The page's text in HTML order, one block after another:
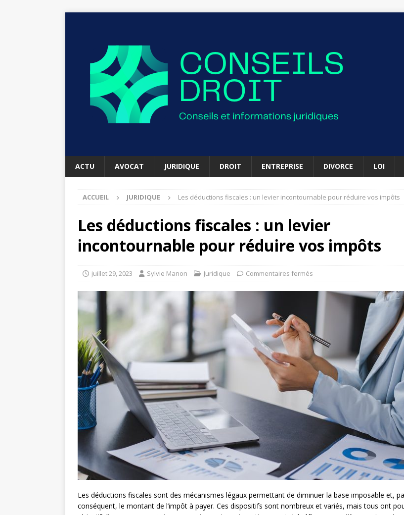
ACTU AVOCAT JURIDIQUE DROIT ENTREPRISE DIVORCE LOI
ACCUEIL JURIDIQUE Les déductions fiscales : un levier incontournable pour réduire vos impôts
Les déductions fiscales : un levier
incontournable pour réduire vos impôts
juillet 29, 2023 Sylvie Manon Juridique Commentaires fermés
Les déductions fiscales sont des mécanismes légaux permettant de diminuer la base imposable et,
conséquent, le montant de l’impôt à payer. Ces dispositifs sont nombreux et variés, mais tous ont